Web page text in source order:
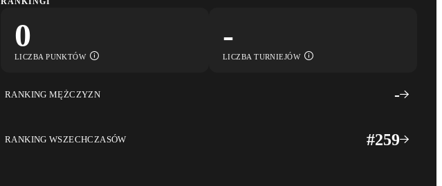
0
LICZBA PUNKTÓW
-
LICZBA TURNIEJÓW
RANKING MĘŻCZYZN -
RANKING WSZECHCZASÓW #259